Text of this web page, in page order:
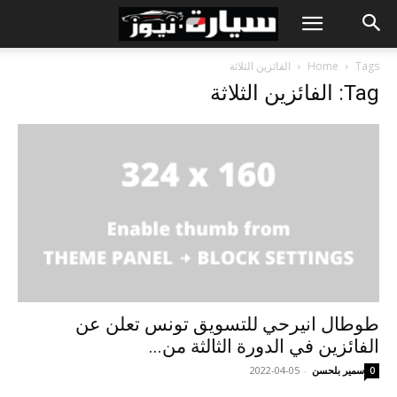
Home Tags الفائزين الثلاثة
Tag: الفائزين الثلاثة
طوطال انيرحي للتسويق تونس تعلن عن
الفائزين في الدورة الثالثة من...
سمير بلحسن -
2022-04-05 0